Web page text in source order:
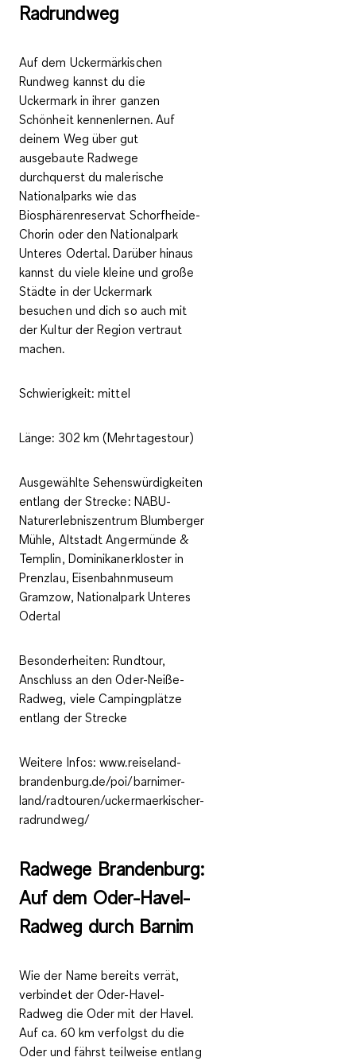
Radrundweg
Auf dem Uckermärkischen
Rundweg kannst du die
Uckermark in ihrer ganzen
Schönheit kennenlernen. Auf
deinem Weg über gut
ausgebaute Radwege
durchquerst du malerische
Nationalparks wie das
Biosphärenreservat Schorfheide-
Chorin oder den Nationalpark
Unteres Odertal. Darüber hinaus
kannst du viele kleine und große
Städte in der Uckermark
besuchen und dich so auch mit
der Kultur der Region vertraut
machen.
Schwierigkeit: mittel
Länge: 302 km (Mehrtagestour)
Ausgewählte Sehenswürdigkeiten
entlang der Strecke: NABU-
Naturerlebniszentrum Blumberger
Mühle, Altstadt Angermünde &
Templin, Dominikanerkloster in
Prenzlau, Eisenbahnmuseum
Gramzow, Nationalpark Unteres
Odertal
Besonderheiten:Rundtour,
Anschluss an den Oder-Neiße-
Radweg, viele Campingplätze
entlang der Strecke
Weitere Infos: www.reiseland-
brandenburg.de/poi/barnimer-
land/radtouren/uckermaerkischer-
radrundweg/
Radwege Brandenburg:
Auf dem Oder-Havel-
Radweg durch Barnim
Wie der Name bereits verrät,
verbindet der Oder-Havel-
Radweg die Oder mit der Havel.
Auf ca. 60 km verfolgst du die
Oder und fährst teilweise entlang